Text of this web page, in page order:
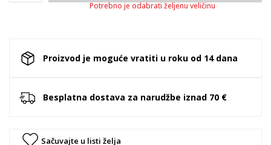
Potrebno je odabrati željenu veličinu
Proizvod je moguće vratiti u roku od 14 dana
Besplatna dostava za narudžbe iznad 70 €
Sačuvajte u listi želja